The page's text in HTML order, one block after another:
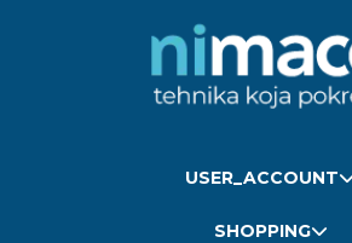
USER_ACCOUNT
SHOPPING